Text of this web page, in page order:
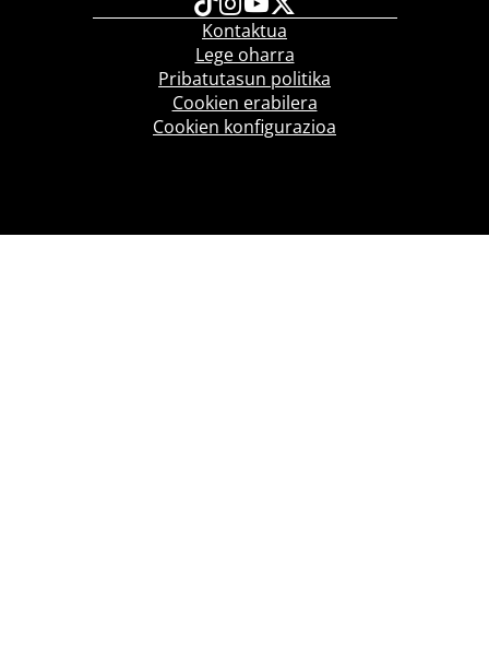
Kontaktua
Lege oharra
Pribatutasun politika
Cookien erabilera
Cookien konfigurazioa